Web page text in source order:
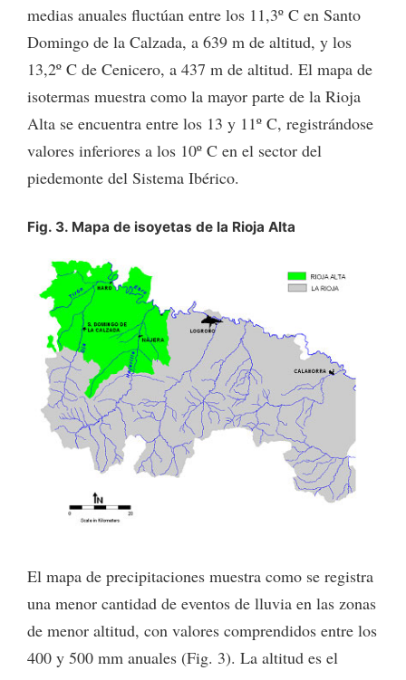
medias anuales fluctúan entre los 11,3º C en Santo
Domingo de la Calzada, a 639 m de altitud, y los
13,2º C de Cenicero, a 437 m de altitud. El mapa de
isotermas muestra como la mayor parte de la Rioja
Alta se encuentra entre los 13 y 11º C, registrándose
valores inferiores a los 10º C en el sector del
piedemonte del Sistema Ibérico.
Fig. 3. Mapa de isoyetas de la Rioja Alta
El mapa de precipitaciones muestra como se registra
una menor cantidad de eventos de lluvia en las zonas
de menor altitud, con valores comprendidos entre los
400 y 500 mm anuales (Fig. 3). La altitud es el